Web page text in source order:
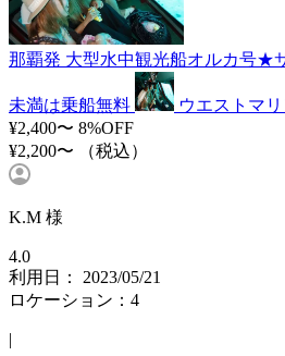
那覇発 大型水中観光船オルカ号★
未満は乗船無料
ウエストマ
¥2,400〜 8%OFF
¥2,200〜
（税込）
K.M 様
4.0
利用日： 2023/05/21
ロケーション：4
|